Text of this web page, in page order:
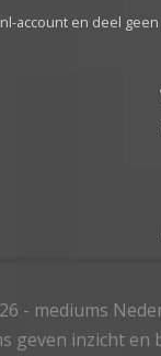
account en deel
- mediums
geven inzicht